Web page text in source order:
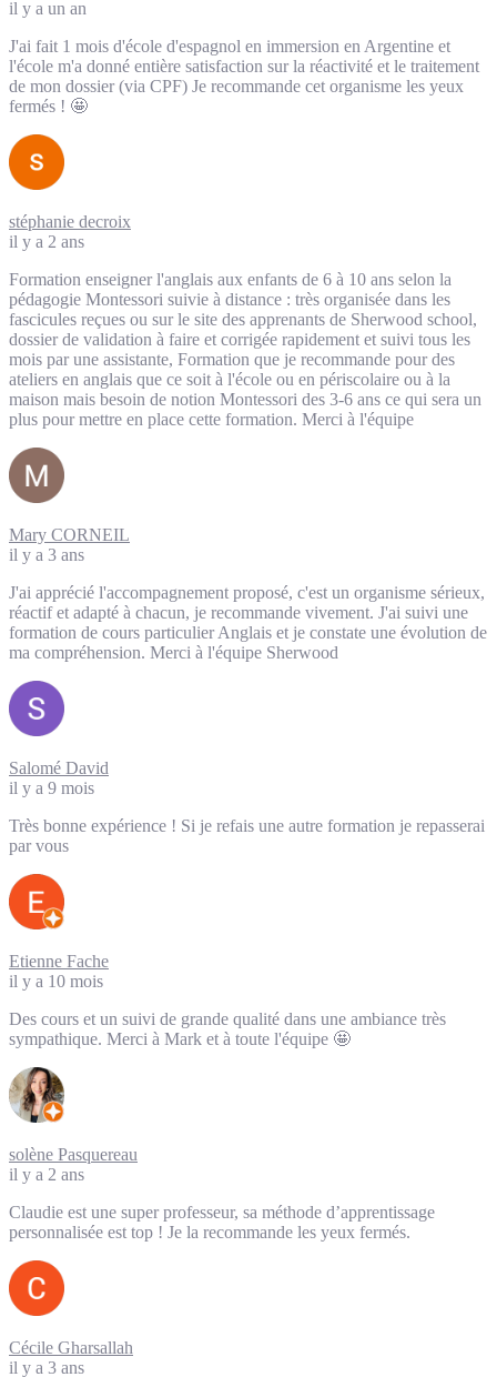
il y a un an
J'ai fait 1 mois d'école d'espagnol en immersion en Argentine et
l'école m'a donné entière satisfaction sur la réactivité et le traitement
de mon dossier (via CPF) Je recommande cet organisme les yeux
fermés ! 🤩
stéphanie decroix
il y a 2 ans
Formation enseigner l'anglais aux enfants de 6 à 10 ans selon la
pédagogie Montessori suivie à distance : très organisée dans les
fascicules reçues ou sur le site des apprenants de Sherwood school,
dossier de validation à faire et corrigée rapidement et suivi tous les
mois par une assistante, Formation que je recommande pour des
ateliers en anglais que ce soit à l'école ou en périscolaire ou à la
maison mais besoin de notion Montessori des 3-6 ans ce qui sera un
plus pour mettre en place cette formation. Merci à l'équipe
Mary CORNEIL
il y a 3 ans
J'ai apprécié l'accompagnement proposé, c'est un organisme sérieux,
réactif et adapté à chacun, je recommande vivement. J'ai suivi une
formation de cours particulier Anglais et je constate une évolution de
ma compréhension. Merci à l'équipe Sherwood
Salomé David
il y a 9 mois
Très bonne expérience ! Si je refais une autre formation je repasserai
par vous
Etienne Fache
il y a 10 mois
Des cours et un suivi de grande qualité dans une ambiance très
sympathique. Merci à Mark et à toute l'équipe 🤩
solène Pasquereau
il y a 2 ans
Claudie est une super professeur, sa méthode d’apprentissage
personnalisée est top ! Je la recommande les yeux fermés.
Cécile Gharsallah
il y a 3 ans